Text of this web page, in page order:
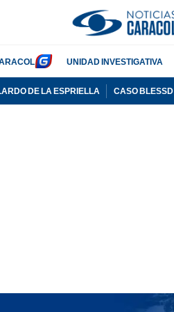
UNIDAD INVESTIGATIVA
DE LA ESPRIELLA CASO BLESSD